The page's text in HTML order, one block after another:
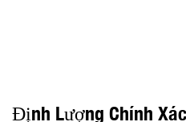
Định Lượng Chính